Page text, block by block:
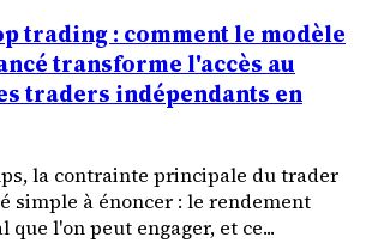
trading : comment le modèle
transforme l'accès au
traders indépendants en
la contrainte principale du trader
simple à énoncer : le rendement
que l'on peut engager, et ce...